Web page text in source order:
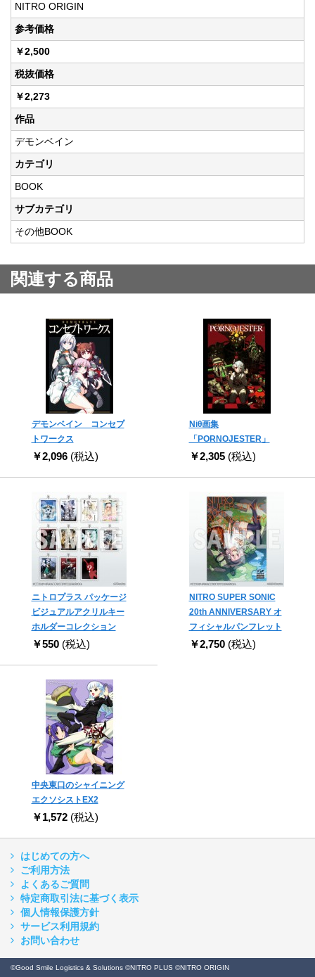
NITRO ORIGIN
参考価格
￥2,500
税抜価格
￥2,273
作品
デモンベイン
カテゴリ
BOOK
サブカテゴリ
その他BOOK
関連する商品
デモンベイン コンセプ
トワークス
￥2,096 (税込)
Niθ画集
「PORNOJESTER」
￥2,305 (税込)
ニトロプラス パッケージ
ビジュアルアクリルキー
ホルダーコレクション
￥550 (税込)
NITRO SUPER SONIC
20th ANNIVERSARY オ
フィシャルパンフレット
￥2,750 (税込)
中央東口のシャイニング
エクソシストEX2
￥1,572 (税込)
はじめての方へ
ご利用方法
よくあるご質問
特定商取引法に基づく表示
個人情報保護方針
サービス利用規約
お問い合わせ
©Good Smile Logistics & Solutions ©NITRO PLUS ©NITRO ORIGIN